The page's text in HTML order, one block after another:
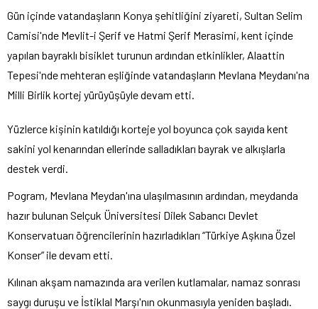
Gün içinde vatandaşların Konya şehitliğini ziyareti, Sultan Selim
Camisi'nde Mevlit-i Şerif ve Hatmi Şerif Merasimi, kent içinde
yapılan bayraklı bisiklet turunun ardından etkinlikler, Alaattin
Tepesi'nde mehteran eşliğinde vatandaşların Mevlana Meydanı'na
Milli Birlik kortej yürüyüşüyle devam etti.
Yüzlerce kişinin katıldığı korteje yol boyunca çok sayıda kent
sakini yol kenarından ellerinde salladıkları bayrak ve alkışlarla
destek verdi.
Pogram, Mevlana Meydan'ına ulaşılmasının ardından, meydanda
hazır bulunan Selçuk Üniversitesi Dilek Sabancı Devlet
Konservatuarı öğrencilerinin hazırladıkları “Türkiye Aşkına Özel
Konser” ile devam etti.
Kılınan akşam namazında ara verilen kutlamalar, namaz sonrası
saygı duruşu ve İstiklal Marşı'nın okunmasıyla yeniden başladı.